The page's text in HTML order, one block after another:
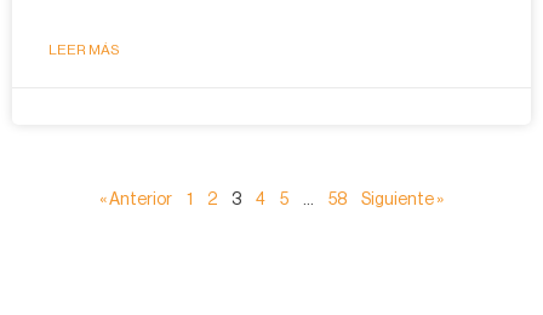
LEER MÁS
« Anterior 1 2 3 4 5 … 58 Siguiente »